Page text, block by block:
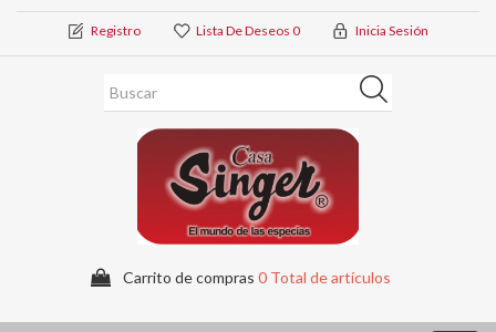
Registro Lista De Deseos 0 Inicia Sesión
Carrito de compras 0 Total de artículos